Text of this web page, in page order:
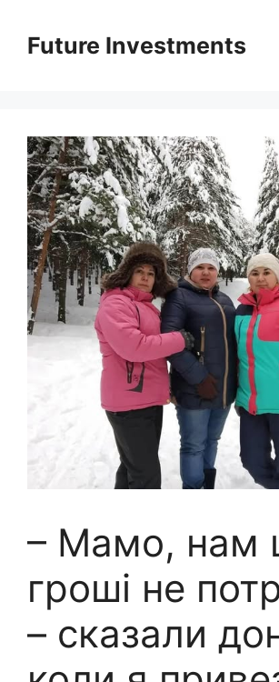
вмістуFuture Investments
– Мамо, нам
гроші не
– сказали